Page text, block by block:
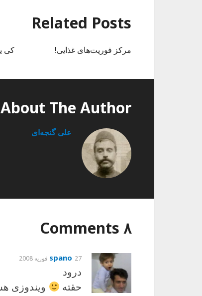
Related Posts
مرکز فوریت‌های غذایی! کی
About The Author
علی گنجه‌ای
۸ Comments
spano 27 فوریه 2008
درود
حقته
ویندوزی